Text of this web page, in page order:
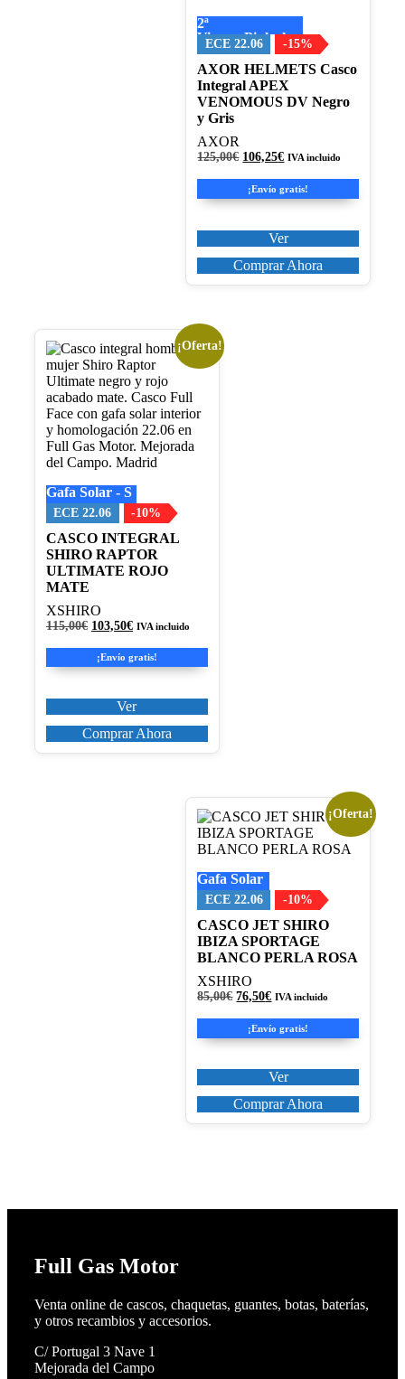
2ª
Visera+Pinlock
ECE 22.06 -15%
AXOR HELMETS Casco
Integral APEX
VENOMOUS DV Negro
y Gris
AXOR
125,00€ El
original
era:
106,25€El
actual
es:
IVA incluido
¡Envío gratis!
Ver
Las
opciones
se
pueden
elegir
en
la
página
de
Comprar Ahora
¡Oferta!
Gafa Solar - S
ECE 22.06 -10%
CASCO INTEGRAL
SHIRO RAPTOR
ULTIMATE ROJO
MATE
XSHIRO
115,00€ El
original
era:
103,50€El
actual
es:
IVA incluido
¡Envío gratis!
Ver
Este
producto
tiene
múltiples
variantes.
Las
opciones
se
elegir
en
la
página
de
producto
Comprar Ahora
¡Oferta!
Gafa Solar
ECE 22.06 -10%
CASCO JET SHIRO
IBIZA SPORTAGE
BLANCO PERLA ROSA
XSHIRO
85,00€ El
original
era:
76,50€El
actual
es:
IVA incluido
¡Envío gratis!
Ver
Este
producto
tiene
variantes.
Las
opciones
se
pueden
elegir
en
la
producto
Comprar Ahora
Full Gas Motor
Venta online de cascos, chaquetas, guantes, botas, baterías,
y otros recambios y accesorios.
C/ Portugal 3 Nave 1
Mejorada del Campo